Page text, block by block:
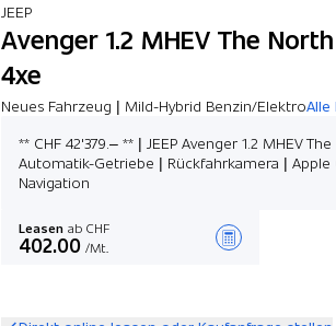
JEEP
Avenger 1.2 MHEV The
4xe
Neues Fahrzeug | Mild-Hybrid Benzin/ElektroAlle
** CHF 42'379.– ** | JEEP Avenger 1.2 MHEV
Automatik-Getriebe | Rückfahrkamera | Apple
Navigation
Leasen ab CHF
402.00 /Mt.